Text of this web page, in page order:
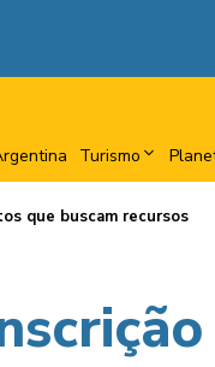
Turismo
que buscam recursos